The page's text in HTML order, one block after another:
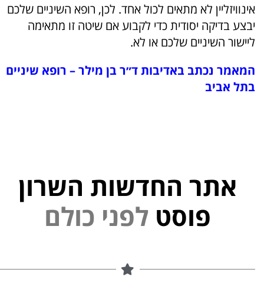
אינוויזליין לא מתאים לכול אחד. לכן, רופא השיניים שלכם
יבצע בדיקה יסודית כדי לקבוע אם שיטה זו מתאימה
ליישור השיניים שלכם או לא.
המאמר נכתב באדיבות ד״ר בן מילר – רופא שיניים
בתל אביב
אתר החדשות השרון
פוסט